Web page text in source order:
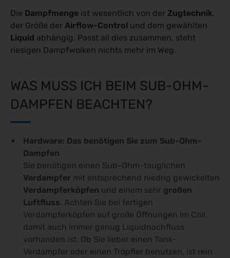
Die Dampfmenge ist wesentlich von der Zugtechnik,
der Größe der Airflow-Control und dem gewählten
Liquid abhängig. Passt all dies zusammen, steht
riesigen Dampfwolken nichts mehr im Weg.
WAS MUSS ICH BEIM SUB-OHM-
DAMPFEN BEACHTEN?
Hardware: Das benötigen Sie zum Sub-Ohm-
Dampfen
Sie benötigen einen Sub-Ohm-tauglichen
Verdampfer mit entsprechend niedrig gewickelten
Verdampferköpfen und einem sehr großen
Luftfluss. Achten Sie bei fertigen
Verdampferköpfen auf große Öffnungen im Coil,
damit auch immer genug Liquidnachfluss
vorhanden ist. Ob Sie lieber einen Tank-
Verdampfer oder einen Tröpfler benutzen, ist rein